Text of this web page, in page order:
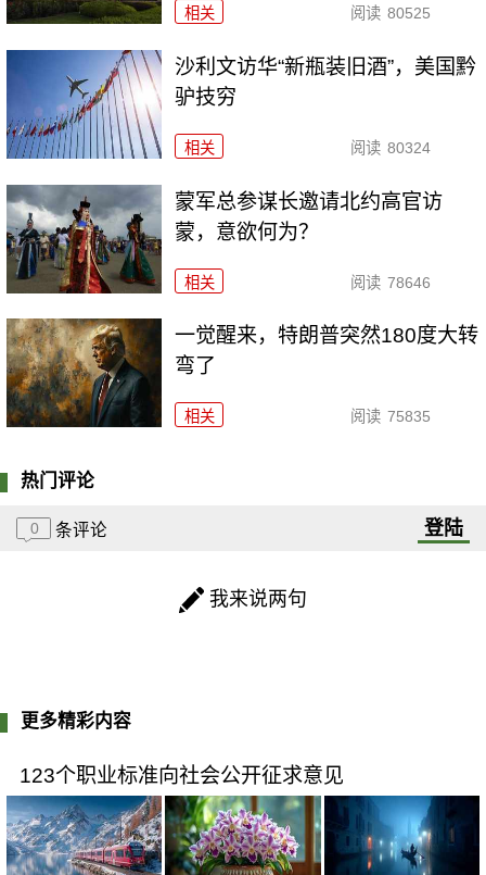
相关 阅读 80525
沙利文访华“新瓶装旧酒”，美国黔
驴技穷
相关 阅读 80324
​蒙军总参谋长邀请北约高官访
蒙，意欲何为？
相关 阅读 78646
一觉醒来，特朗普突然180度大转
弯了
相关 阅读 75835
热门评论
0 条评论 登陆
我来说两句
更多精彩内容
123个职业标准向社会公开征求意见